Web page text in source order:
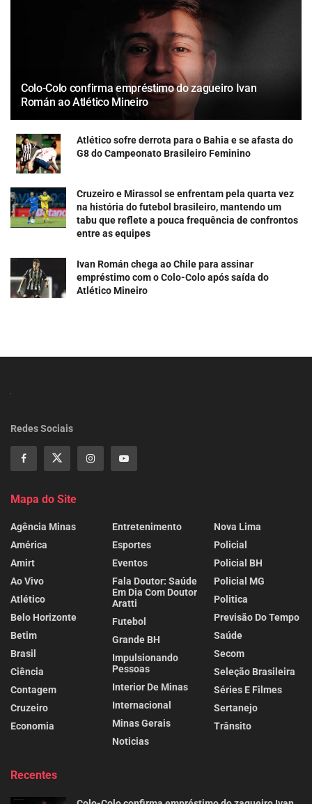
Colo-Colo confirma empréstimo do zagueiro Ivan
Román ao Atlético Mineiro
Atlético sofre derrota para o Bahia e se afasta do
G8 do Campeonato Brasileiro Feminino
Cruzeiro e Mirassol se enfrentam pela quarta vez
na história do futebol brasileiro, mantendo um
tabu que reflete a pouca frequência de confrontos
entre as equipes
Ivan Román chega ao Chile para assinar
empréstimo com o Colo-Colo após saída do
Atlético Mineiro
Redes Sociais
Mapa do Site
Agência Minas
América
Amirt
Ao Vivo
Atlético
Belo Horizonte
Betim
Brasil
Ciência
Contagem
Cruzeiro
Economia
Entretenimento
Esportes
Eventos
Fala Doutor: Saúde
Em Dia Com Doutor
Aratti
Futebol
Grande BH
Impulsionando
Pessoas
Interior De Minas
Internacional
Minas Gerais
Noticias
Nova Lima
Policial
Policial BH
Policial MG
Politica
Previsão Do Tempo
Saúde
Secom
Seleção Brasileira
Séries E Filmes
Sertanejo
Trânsito
Recentes